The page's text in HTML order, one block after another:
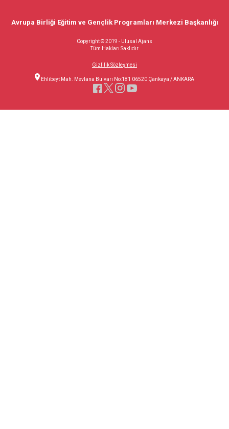
Avrupa Birliği Eğitim ve Gençlik Programları Merkezi Başkanlığı
Copyright © 2019 - Ulusal Ajans
Tüm Hakları Saklıdır
Gizlilik Sözleşmesi
Ehlibeyt Mah. Mevlana Bulvarı No:181 06520 Çankaya / ANKARA